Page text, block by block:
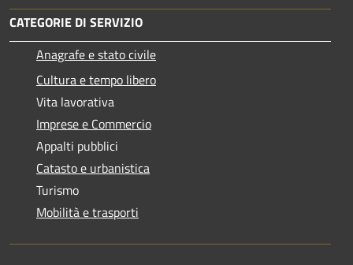
CATEGORIE DI SERVIZIO
Anagrafe e stato civile
Cultura e tempo libero
Vita lavorativa
Imprese e Commercio
Appalti pubblici
Catasto e urbanistica
Turismo
Mobilità e trasporti